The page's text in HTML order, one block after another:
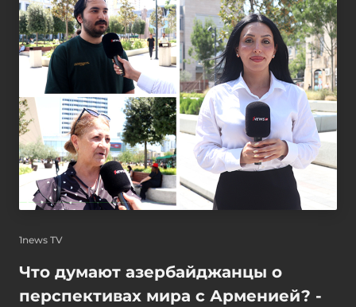
1news TV
Что думают азербайджанцы о
перспективах мира с Арменией? -